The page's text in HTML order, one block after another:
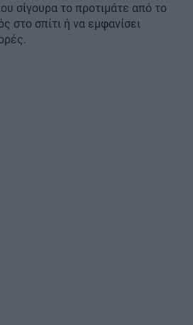
σίγουρα το προτιμάτε από το
στο σπίτι ή να εμφανίσει